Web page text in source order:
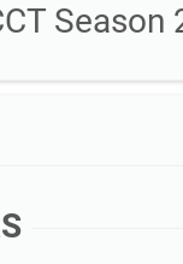
Season